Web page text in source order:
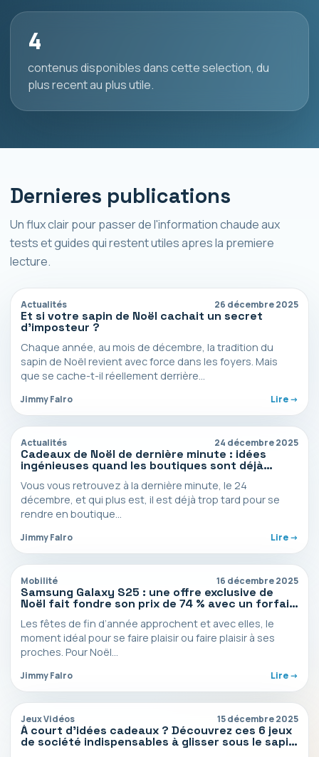
4
contenus disponibles dans cette selection, du
plus recent au plus utile.
Dernieres publications
Un flux clair pour passer de l'information chaude aux
tests et guides qui restent utiles apres la premiere
lecture.
Actualités 26 décembre 2025
Et si votre sapin de Noël cachait un secret
d’imposteur ?
Chaque année, au mois de décembre, la tradition du
sapin de Noël revient avec force dans les foyers. Mais
que se cache-t-il réellement derrière…
Jimmy Falro Lire ->
Actualités 24 décembre 2025
Cadeaux de Noël de dernière minute : idées
ingénieuses quand les boutiques sont déjà
fermées
Vous vous retrouvez à la dernière minute, le 24
décembre, et qui plus est, il est déjà trop tard pour se
rendre en boutique…
Jimmy Falro Lire ->
Mobilité 16 décembre 2025
Samsung Galaxy S25 : une offre exclusive de
Noël fait fondre son prix de 74 % avec un forfait
Les fêtes de fin d’année approchent et avec elles, le
moment idéal pour se faire plaisir ou faire plaisir à ses
proches. Pour Noël…
Jimmy Falro Lire ->
Jeux Vidéos 15 décembre 2025
À court d’idées cadeaux ? Découvrez ces 6 jeux
de société indispensables à glisser sous le sapin